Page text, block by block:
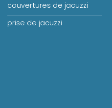
couvertures de jacuzzi
prise de jacuzzi